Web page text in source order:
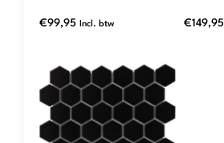
€99,95 Incl. btw €149,95